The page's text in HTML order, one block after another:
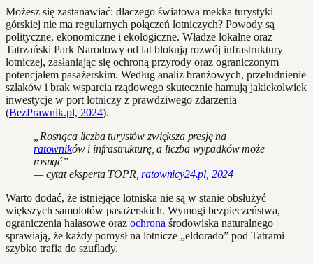
Możesz się zastanawiać: dlaczego światowa mekka turystyki
górskiej nie ma regularnych połączeń lotniczych? Powody są
polityczne, ekonomiczne i ekologiczne. Władze lokalne oraz
Tatrzański Park Narodowy od lat blokują rozwój infrastruktury
lotniczej, zasłaniając się ochroną przyrody oraz ograniczonym
potencjałem pasażerskim. Według analiz branżowych, przeludnienie
szlaków i brak wsparcia rządowego skutecznie hamują jakiekolwiek
inwestycje w port lotniczy z prawdziwego zdarzenia
(BezPrawnik.pl, 2024).
„Rosnąca liczba turystów zwiększa presję na
ratowników i infrastrukturę, a liczba wypadków może
rosnąć”
— cytat eksperta TOPR,ratownicy24.pl, 2024
Warto dodać, że istniejące lotniska nie są w stanie obsłużyć
większych samolotów pasażerskich. Wymogi bezpieczeństwa,
ograniczenia hałasowe oraz ochrona środowiska naturalnego
sprawiają, że każdy pomysł na lotnicze „eldorado” pod Tatrami
szybko trafia do szuflady.